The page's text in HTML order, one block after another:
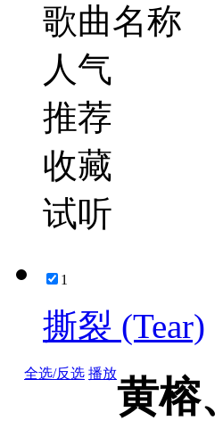
歌曲名称
人气
推荐
收藏
试听
1
撕裂 (Tear)
全选/反选 播放
黄榕